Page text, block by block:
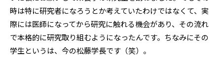
時は特に研究者になろうとか考えていたわけではなくて、実
際には医師になってから研究に触れる機会があり、その流れ
で本格的に研究取り組むようになったんです。ちなみにその
学生というは、今の松藤学長です（笑）。